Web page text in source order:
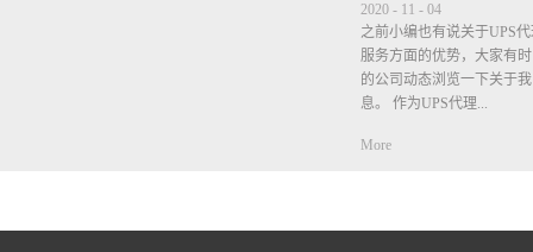
2020 - 11 - 04
之前小编也有说关于UPS
服务方面的优势，大家有
的公司动态浏览一下关于
息。 作为UPS代理...
More